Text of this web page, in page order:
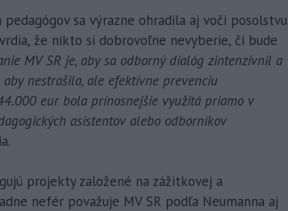
sa výrazne ohradila aj voči posolstvu
že nikto si dobrovoľne nevyberie, či bude
MV SR je, aby sa odborný dialóg zintenzívnil a
nestrašila, ale efektívne prevenciu
eur bola prínosnejšie využitá priamo v
asistentov alebo odborníkov
projekty založené na zážitkovej a
nefér považuje MV SR podľa Neumanna aj